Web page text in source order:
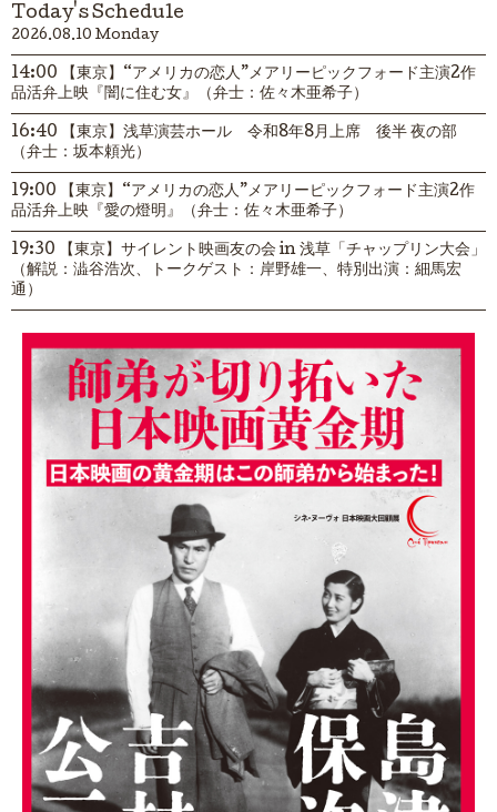
Today's Schedule
2026.08.10 Monday
14:00 【東京】“アメリカの恋人”メアリーピックフォード主演2作
品活弁上映『闇に住む女』（弁士：佐々木亜希子）
16:40 【東京】浅草演芸ホール 令和8年8月上席 後半 夜の部
（弁士：坂本頼光）
19:00 【東京】“アメリカの恋人”メアリーピックフォード主演2作
品活弁上映『愛の燈明』（弁士：佐々木亜希子）
19:30 【東京】サイレント映画友の会 in 浅草「チャップリン大会」
（解説：澁谷浩次、トークゲスト：岸野雄一、特別出演：細馬宏
通）